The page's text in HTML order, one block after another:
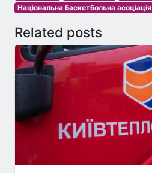
Національна баскетбольна асоціація
Related posts